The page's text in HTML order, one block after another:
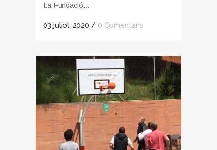
La Fundació...
03 juliol, 2020 / 0 Comentaris